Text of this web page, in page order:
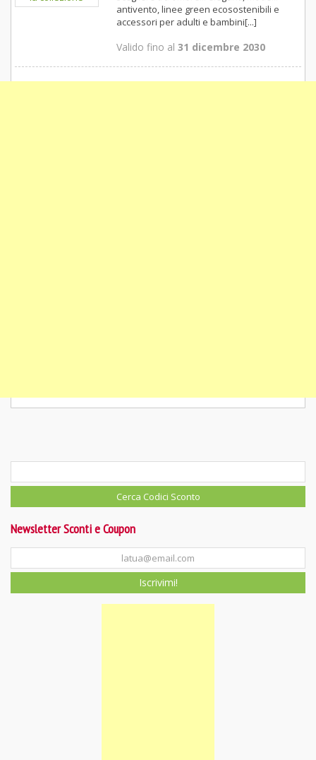
antivento, linee green ecosostenibili e
accessori per adulti e bambini[...]
Valido fino al 31 dicembre 2030
Newsletter Sconti e Coupon
Iscrivimi!